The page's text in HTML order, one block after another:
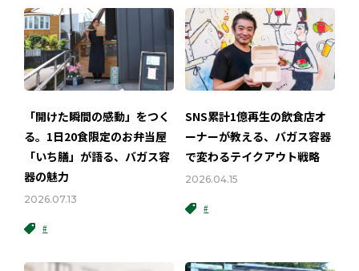
「開けた瞬間の感動」をつく
る。1日20食限定のお弁当屋
「いち膳」が語る、バガス容
器の魅力
2026.07.13
#
SNS累計1億再生の飲食店オ
ーナーが教える、バガス容器
で変わるテイクアウト戦略
2026.04.15
#